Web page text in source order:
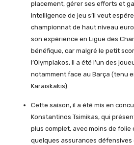
placement, gérer ses efforts et
intelligence de jeu s’il veut
championnat de haut niveau
son expérience en Ligue des
bénéfique, car malgré le petit
l’Olympiakos, il a été l’un des
notamment face au Barça (tenu
Karaiskakis).
Cette saison, il a été mis en
Konstantinos Tsimikas, qui
plus complet, avec moins de folie
quelques assurances défensives